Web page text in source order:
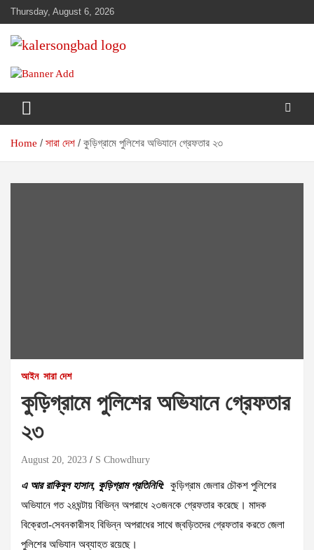
Skip
content
Thursday, August 6, 2026
কালের সংবাদ
Home সারা দেশ কুড়িগ্রামে পুলিশের অভিযানে গ্রেফতার ২৩
আইন সারা দেশ
কুড়িগ্রামে পুলিশের অভিযানে গ্রেফতার
২৩
August 20, 2023 S Chowdhury
এ আর রাকিবুল হাসান, কুড়িগ্রাম প্রতিনিধি: কুড়িগ্রাম জেলার চৌকশ পুলিশের
অভিযানে গত ২৪ঘন্টায় বিভিন্ন অপরাধে ২৩জনকে গ্রেফতার করেছে। মাদক
বিক্রেতা-সেবনকারীসহ বিভিন্ন অপরাধের সাথে জ্বড়িতদের গ্রেফতার করতে জেলা
পুলিশের অভিযান অব্যাহত রয়েছে।